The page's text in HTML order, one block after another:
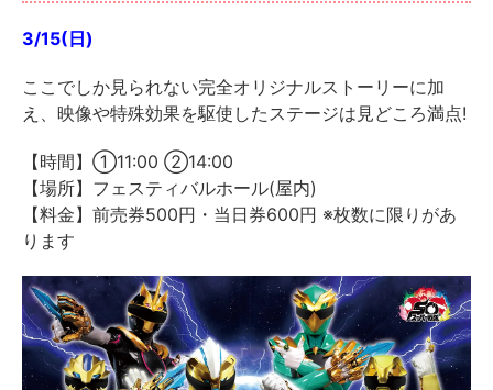
3/15(日)
ここでしか見られない完全オリジナルストーリーに加
え、映像や特殊効果を駆使したステージは見どころ満点!
【時間】①11:00 ②14:00
【場所】フェスティバルホール(屋内)
【料金】前売券500円・当日券600円 ※枚数に限りがあ
ります